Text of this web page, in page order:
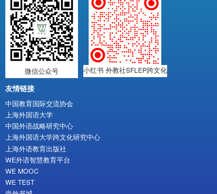
微信公众号
小红书 外教社SFLEP跨文化
友情链接
中国教育国际交流协会
上海外国语大学
中国外语战略研究中心
上海外国语大学跨文化研究中心
上海外语教育出版社
WE外语智慧教育平台
WE MOOC
WE TEST